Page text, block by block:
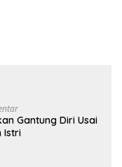
Gantung Diri Usai
Istri